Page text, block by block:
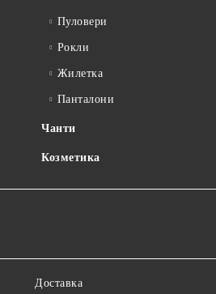
Пуловери
Рокли
Жилетка
Панталони
Чанти
Козметика
Доставка